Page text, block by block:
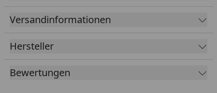
klassischen O-Ring-Ketten. Diese Variante wird offen
mit 114 Gliedern geliefert und ist mit einem
Farbe: gold. RK steht seit Jahrzehnten für höchste
Fertigungsqualität – perfekt für Werkstattprofis und
anspruchsvolle Motorradfahrer, die auf zuverlässige
Versandinformationen
Hersteller
Bewertungen